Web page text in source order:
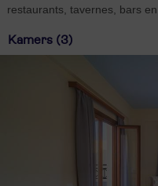
restaurants, tavernes, bars en
Kamers (3)